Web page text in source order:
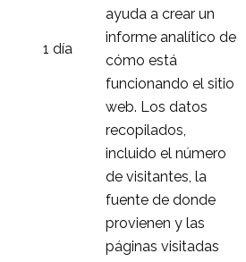
1 día
ayuda a crear un
informe analítico de
cómo está
funcionando el sitio
web. Los datos
recopilados,
incluido el número
de visitantes, la
fuente de donde
provienen y las
páginas visitadas